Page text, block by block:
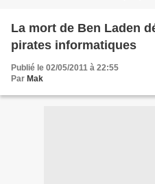
La mort de Ben Laden
pirates informatiques
Publié le 02/05/2011 à 22:55
Par Mak